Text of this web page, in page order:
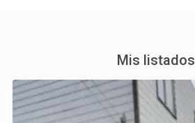
Mis listados